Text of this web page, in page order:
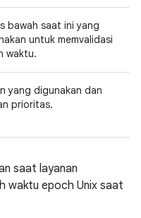
bawah saat ini yang
untuk memvalidasi
waktu.
yang digunakan dan
prioritas.
saat layanan
waktu epoch Unix saat